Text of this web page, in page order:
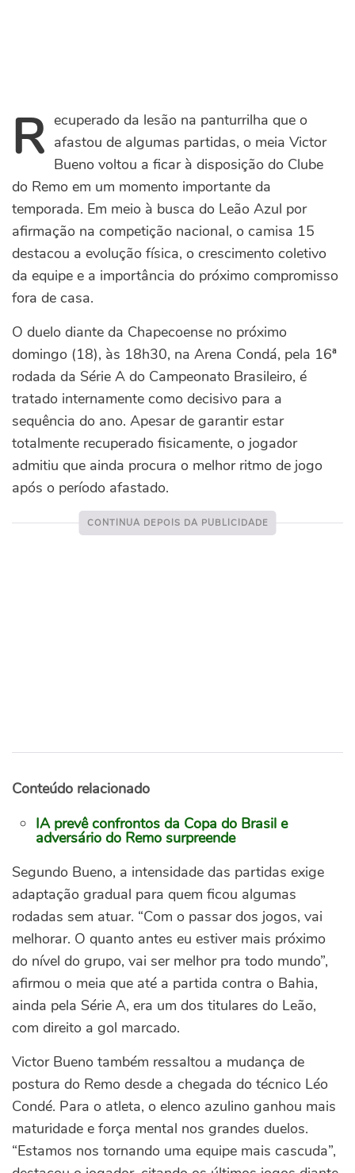
Recuperado da lesão na panturrilha que o
afastou de algumas partidas, o meia Victor
Bueno voltou a ficar à disposição do Clube
do Remo em um momento importante da
temporada. Em meio à busca do Leão Azul por
afirmação na competição nacional, o camisa 15
destacou a evolução física, o crescimento coletivo
da equipe e a importância do próximo compromisso
fora de casa.
O duelo diante da Chapecoense no próximo
domingo (18), às 18h30, na Arena Condá, pela 16ª
rodada da Série A do Campeonato Brasileiro, é
tratado internamente como decisivo para a
sequência do ano. Apesar de garantir estar
totalmente recuperado fisicamente, o jogador
admitiu que ainda procura o melhor ritmo de jogo
após o período afastado.
Conteúdo relacionado
IA prevê confrontos da Copa do Brasil e
adversário do Remo surpreende
Segundo Bueno, a intensidade das partidas exige
adaptação gradual para quem ficou algumas
rodadas sem atuar. “Com o passar dos jogos, vai
melhorar. O quanto antes eu estiver mais próximo
do nível do grupo, vai ser melhor pra todo mundo”,
afirmou o meia que até a partida contra o Bahia,
ainda pela Série A, era um dos titulares do Leão,
com direito a gol marcado.
Victor Bueno também ressaltou a mudança de
postura do Remo desde a chegada do técnico Léo
Condé. Para o atleta, o elenco azulino ganhou mais
maturidade e força mental nos grandes duelos.
“Estamos nos tornando uma equipe mais cascuda”,